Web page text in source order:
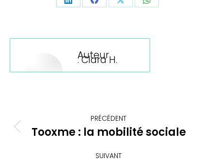
PartagerPartagerPartagerPartager
Auteur
:Clara H.
Navigation
article PRÉCÉDENT
Article
:
Tooxme : la mobilité sociale
SUIVANT